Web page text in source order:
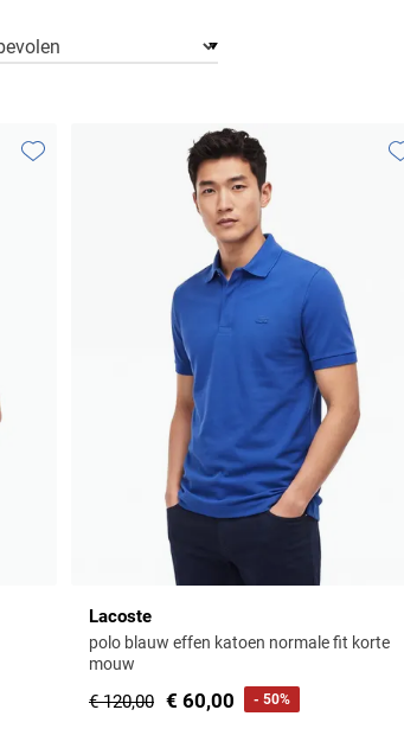
Toevoegen aan favorieten
Lacoste
polo blauw effen katoen normale fit korte
mouw
€ 120,00 € 60,00 - 50%